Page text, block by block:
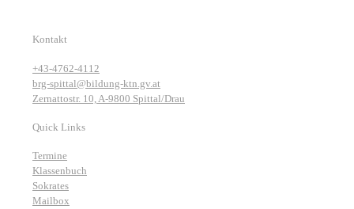
Kontakt
+43-4762-4112
brg-spittal@bildung-ktn.gv.at
Zernattostr. 10, A-9800 Spittal/Drau
Quick Links
Termine
Klassenbuch
Sokrates
Mailbox